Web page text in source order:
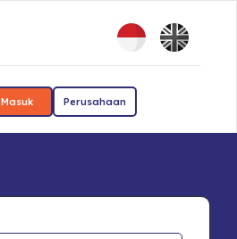
Masuk Perusahaan